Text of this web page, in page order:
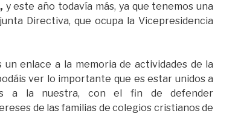
y este año todavía más, ya que tenemos una
Directiva, que ocupa la Vicepresidencia
un enlace a la memoria de actividades de la
ver lo importante que es estar unidos a
a la nuestra, con el fin de defender
de las familias de colegios cristianos de